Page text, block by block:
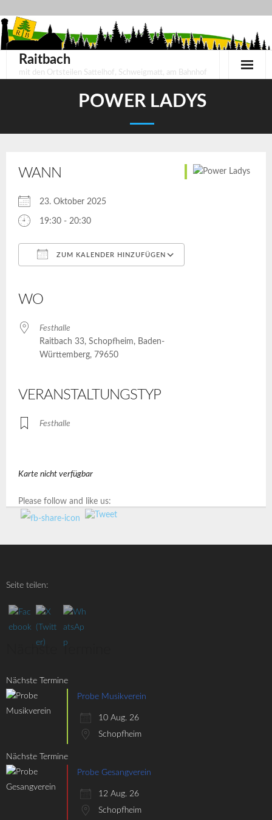
Skip
to
contentRaitbach
mit den Ortsteilen Sattelhof, Schweigmatt, am Bahnhof
POWER LADYS
WANN
23. Oktober 2025
19:30 - 20:30
ZUM KALENDER HINZUFÜGEN
WO
Festhalle
Raitbach 33, Schopfheim, Baden-
Württemberg, 79650
VERANSTALTUNGSTYP
Festhalle
Karte nicht verfügbar
Please follow and like us:
Seite teilen:
Nächste Termine
Nächste Termine
Probe Musikverein
10 Aug. 26
Schopfheim
Nächste Termine
Probe Gesangverein
12 Aug. 26
Schopfheim